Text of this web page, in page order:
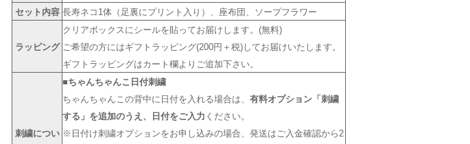
セット内容 長寿ネコ1体（足裏にプリント入り）、座布団、ソープフラワー
ラッピング
クリアボックスにシールを貼ってお届けします。(無料)
ご希望の方にはギフトラッピング(200円＋税)してお届けいたします。
ギフトラッピングはカート欄よりご追加下さい。
刺繍につい
■ちゃんちゃんこ日付刺繍
ちゃんちゃんこの背中に日付を入れる場合は、 有料オプション「刺繍
する」を追加のうえ、日付をご入力 ください。
※日付け刺繍オプションをお申し込みの場合、発送はご入金確認から2